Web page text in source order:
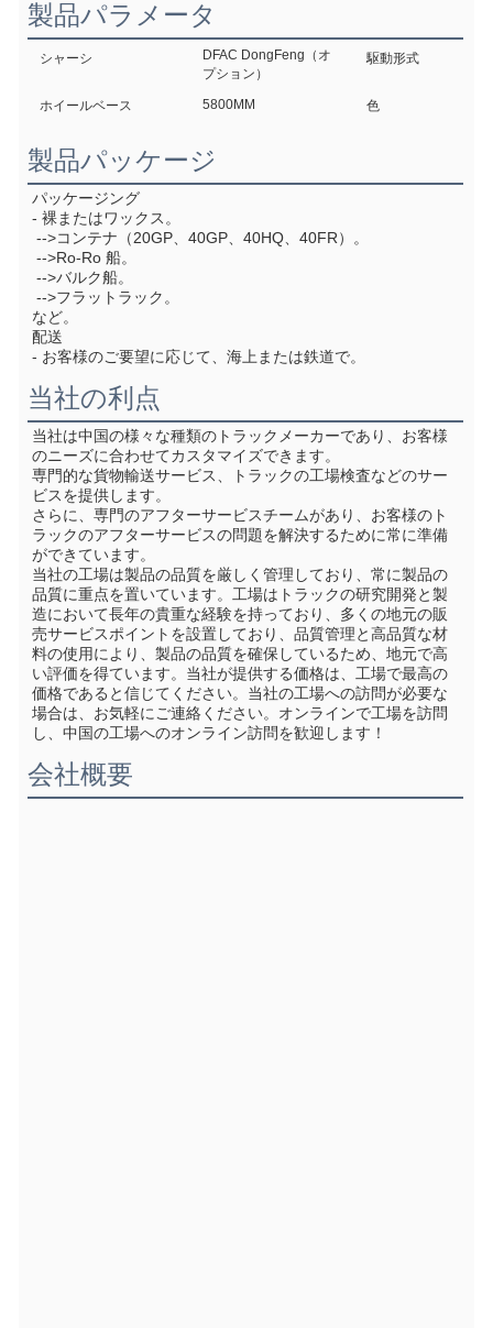
製品パラメータ
シャーシ
DFAC DongFeng（オ
プション）
駆動形式
ホイールベース 5800MM 色
製品パッケージ
パッケージング
- 裸またはワックス。
-->コンテナ（20GP、40GP、40HQ、40FR）。
-->Ro-Ro 船。
-->バルク船。
-->フラットラック。
など。
配送
- お客様のご要望に応じて、海上または鉄道で。
当社の利点
当社は中国の様々な種類のトラックメーカーであり、お客様
のニーズに合わせてカスタマイズできます。
専門的な貨物輸送サービス、トラックの工場検査などのサー
ビスを提供します。
さらに、専門のアフターサービスチームがあり、お客様のト
ラックのアフターサービスの問題を解決するために常に準備
ができています。
当社の工場は製品の品質を厳しく管理しており、常に製品の
品質に重点を置いています。工場はトラックの研究開発と製
造において長年の貴重な経験を持っており、多くの地元の販
売サービスポイントを設置しており、品質管理と高品質な材
料の使用により、製品の品質を確保しているため、地元で高
い評価を得ています。当社が提供する価格は、工場で最高の
価格であると信じてください。当社の工場への訪問が必要な
場合は、お気軽にご連絡ください。オンラインで工場を訪問
し、中国の工場へのオンライン訪問を歓迎します！
会社概要